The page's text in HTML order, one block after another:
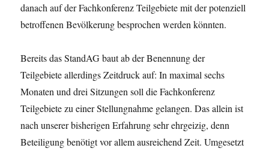
danach auf der Fachkonferenz Teilgebiete mit der potenziell
betroffenen Bevölkerung besprochen werden könnten.
Bereits das StandAG baut ab der Benennung der
Teilgebiete allerdings Zeitdruck auf: In maximal sechs
Monaten und drei Sitzungen soll die Fachkonferenz
Teilgebiete zu einer Stellungnahme gelangen. Das allein ist
nach unserer bisherigen Erfahrung sehr ehrgeizig, denn
Beteiligung benötigt vor allem ausreichend Zeit. Umgesetzt